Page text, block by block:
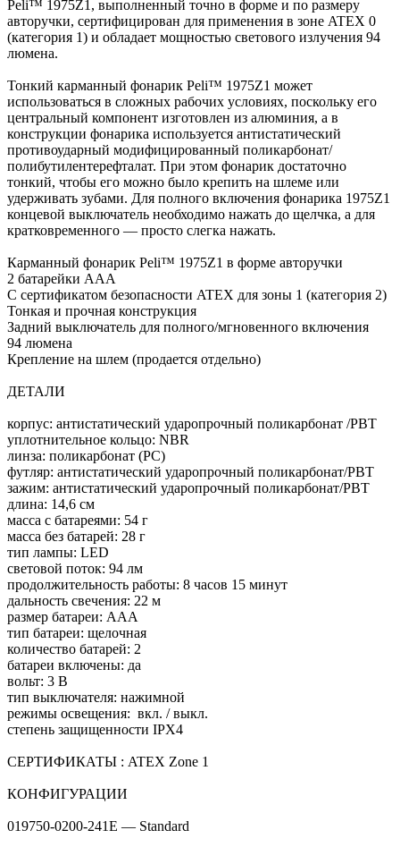
Peli™ 1975Z1, выполненный точно в форме и по размеру
авторучки, сертифицирован для применения в зоне ATEX 0
(категория 1) и обладает мощностью светового излучения 94
люмена.
Тонкий карманный фонарик Peli™ 1975Z1 может
использоваться в сложных рабочих условиях, поскольку его
центральный компонент изготовлен из алюминия, а в
конструкции фонарика используется антистатический
противоударный модифицированный поликарбонат/
полибутилентерефталат. При этом фонарик достаточно
тонкий, чтобы его можно было крепить на шлеме или
удерживать зубами. Для полного включения фонарика 1975Z1
концевой выключатель необходимо нажать до щелчка, а для
кратковременного — просто слегка нажать.
Карманный фонарик Peli™ 1975Z1 в форме авторучки
2 батарейки ААА
С сертификатом безопасности ATEX для зоны 1 (категория 2)
Тонкая и прочная конструкция
Задний выключатель для полного/мгновенного включения
94 люмена
Крепление на шлем (продается отдельно)
ДЕТАЛИ
корпус: антистатический ударопрочный поликарбонат /PBT
уплотнительное кольцо: NBR
линза: поликарбонат (PC)
футляр: антистатический ударопрочный поликарбонат/PBT
зажим: антистатический ударопрочный поликарбонат/PBT
длина: 14,6 см
масса с батареями: 54 г
масса без батарей: 28 г
тип лампы: LED
световой поток: 94 лм
продолжительность работы: 8 часов 15 минут
дальность свечения: 22 м
размер батареи: AAA
тип батареи: щелочная
количество батарей: 2
батареи включены: да
вольт: 3 В
тип выключателя: нажимной
режимы освещения: вкл. / выкл.
степень защищенности IPX4
СЕРТИФИКАТЫ : ATEX Zone 1
КОНФИГУРАЦИИ
019750-0200-241E — Standard